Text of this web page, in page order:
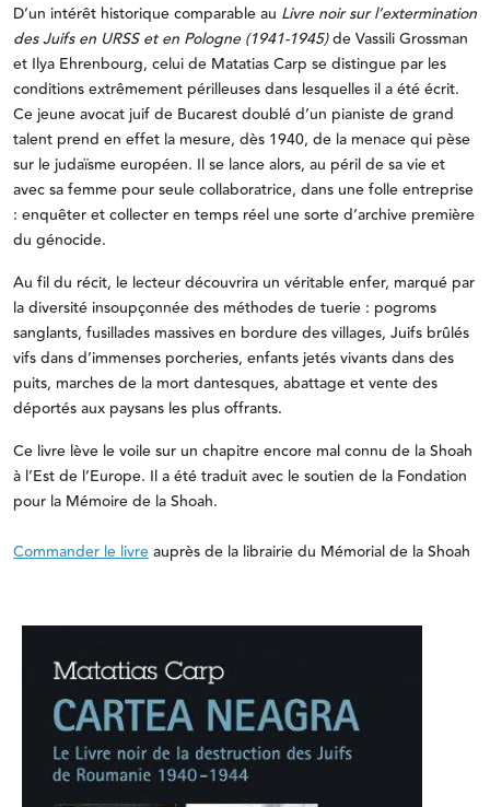
D’un intérêt historique comparable au Livre noir sur l’extermination
des Juifs en URSS et en Pologne (1941-1945)de Vassili Grossman
et Ilya Ehrenbourg, celui de Matatias Carp se distingue par les
conditions extrêmement périlleuses dans lesquelles il a été écrit.
Ce jeune avocat juif de Bucarest doublé d’un pianiste de grand
talent prend en effet la mesure, dès 1940, de la menace qui pèse
sur le judaïsme européen. Il se lance alors, au péril de sa vie et
avec sa femme pour seule collaboratrice, dans une folle entreprise
: enquêter et collecter en temps réel une sorte d’archive première
du génocide.
Au fil du récit, le lecteur découvrira un véritable enfer, marqué par
la diversité insoupçonnée des méthodes de tuerie : pogroms
sanglants, fusillades massives en bordure des villages, Juifs brûlés
vifs dans d’immenses porcheries, enfants jetés vivants dans des
puits, marches de la mort dantesques, abattage et vente des
déportés aux paysans les plus offrants.
Ce livre lève le voile sur un chapitre encore mal connu de la Shoah
à l’Est de l’Europe. Il a été traduit avec le soutien de la Fondation
pour la Mémoire de la Shoah.
Commander le livreauprès de la librairie du Mémorial de la Shoah